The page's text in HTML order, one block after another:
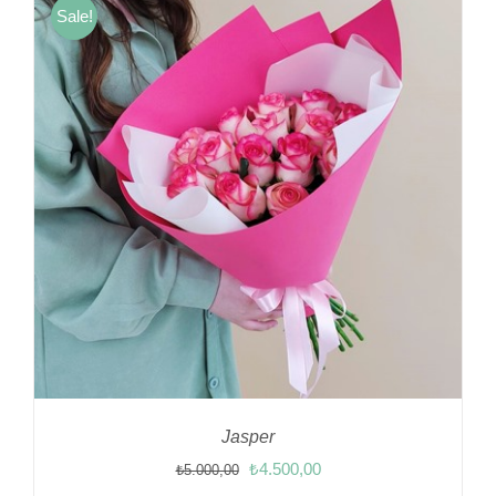
Sale!
Jasper
₺5.000,00
Orijinal
₺4.500,00Şu